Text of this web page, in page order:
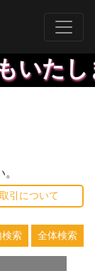
し
引について